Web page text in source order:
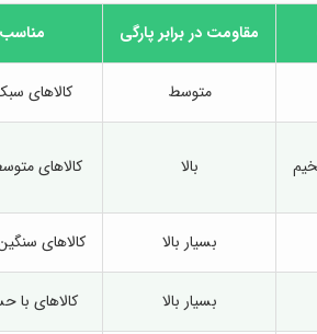
مقاومت در برابر پارگی
متوسط کالاهای
بالا کالاهای
بسیار بالا کالاهای
بسیار بالا کالاهای با